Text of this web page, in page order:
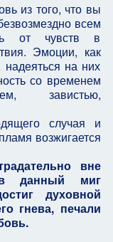
из того, что вы
всем
от чувств в
Эмоции, как
на них
со временем
завистью,
случая и
возжигается
вне
данный миг
духовной
гнева, печали